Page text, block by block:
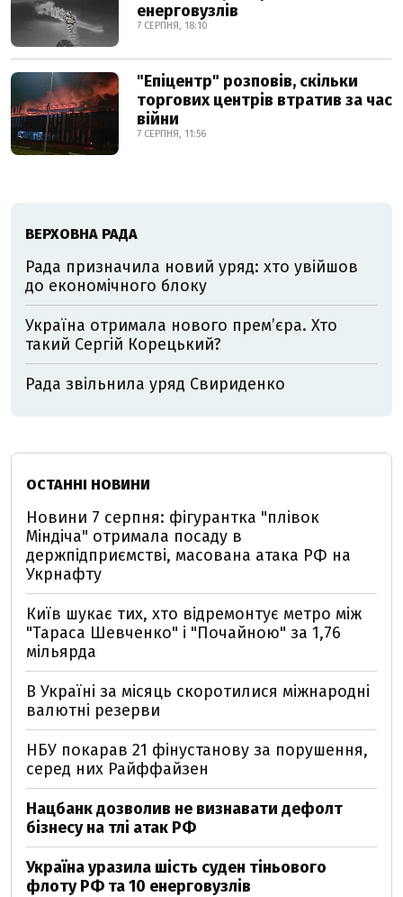
енерговузлів
7 СЕРПНЯ, 18:10
"Епіцентр" розповів, скільки
торгових центрів втратив за час
війни
7 СЕРПНЯ, 11:56
ВЕРХОВНА РАДА
Рада призначила новий уряд: хто увійшов
до економічного блоку
Україна отримала нового прем’єра. Хто
такий Сергій Корецький?
Рада звільнила уряд Свириденко
ОСТАННІ НОВИНИ
Новини 7 серпня: фігурантка "плівок
Міндіча" отримала посаду в
держпідприємстві, масована атака РФ на
Укрнафту
Київ шукає тих, хто відремонтує метро між
"Тараса Шевченко" і "Почайною" за 1,76
мільярда
В Україні за місяць скоротилися міжнародні
валютні резерви
НБУ покарав 21 фінустанову за порушення,
серед них Райффайзен
Нацбанк дозволив не визнавати дефолт
бізнесу на тлі атак РФ
Україна уразила шість суден тіньового
флоту РФ та 10 енерговузлів